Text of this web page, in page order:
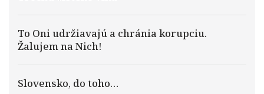
To Oni udržiavajú a chránia korupciu.
Žalujem na Nich!
Slovensko, do toho…